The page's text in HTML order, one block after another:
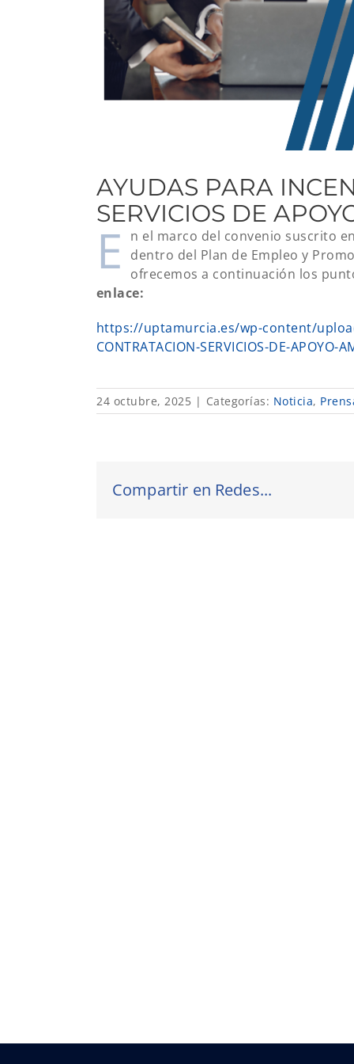
AYUDAS PARA
SERVICIOS DE
E
n el marco del convenio suscrito
dentro del Plan de Empleo y
ofrecemos a continuación los
enlace:
https://uptamurcia.es/wp-content/
CONTRATACION-SERVICIOS-DE-APOYO-
24 octubre, 2025 | Categorías: Noticia,
Compartir en Redes...